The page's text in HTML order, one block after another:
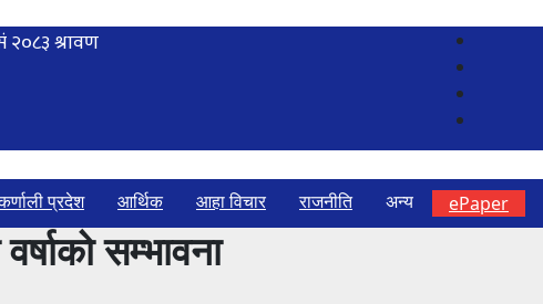
प्रदेश आर्थिक आहा विचार राजनीति अन्य ePaper
सम्भावना